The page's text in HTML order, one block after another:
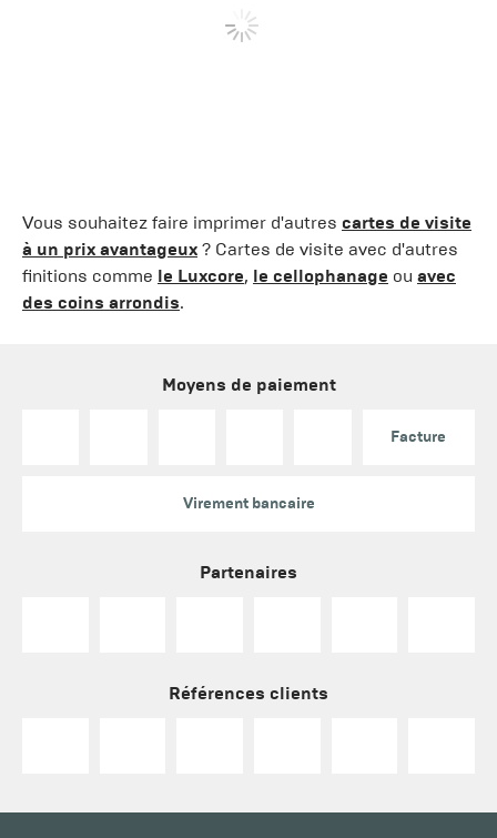
Vous souhaitez faire imprimer d'autres cartes de visite
à un prix avantageux ? Cartes de visite avec d'autres
finitions comme le Luxcore, le cellophanage ou avec
des coins arrondis.
Moyens de paiement
Facture
Virement bancaire
Partenaires
Références clients